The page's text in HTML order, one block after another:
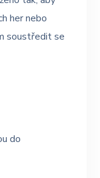
her nebo
soustředit se
do